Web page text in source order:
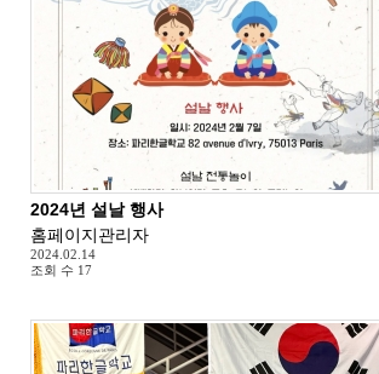
2024년 설날 행사
홈페이지관리자
2024.02.14
조회 수 17